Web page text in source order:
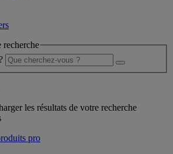
les résultats de votre recherche
pro